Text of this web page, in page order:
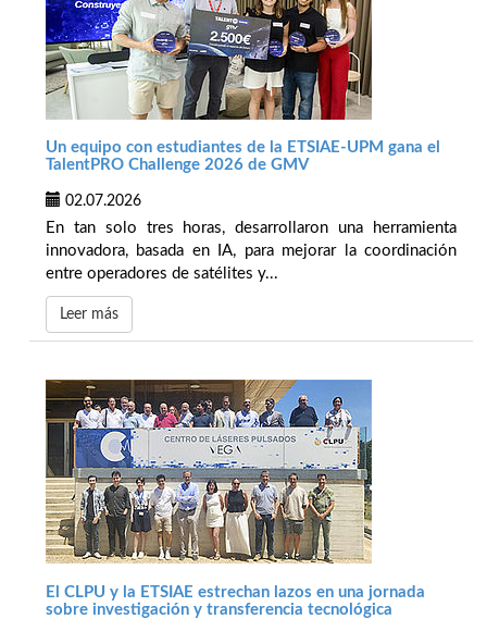
Un equipo con estudiantes de la ETSIAE-UPM gana el
TalentPRO Challenge 2026 de GMV
02.07.2026
En tan solo tres horas, desarrollaron una herramienta
innovadora, basada en IA, para mejorar la coordinación
entre operadores de satélites y...
Leer más
El CLPU y la ETSIAE estrechan lazos en una jornada
sobre investigación y transferencia tecnológica